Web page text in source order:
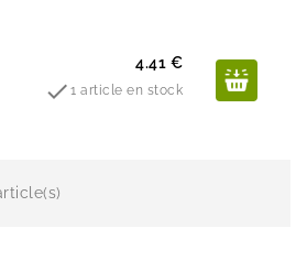
Prix
4.41 €
1 article en stock